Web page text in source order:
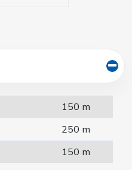
150 m
250 m
150 m